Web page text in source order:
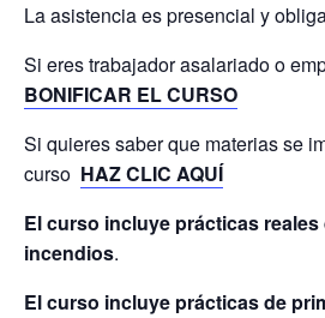
La asistencia es presencial y
Si eres trabajador asalariado o
BONIFICAR EL CURSO
Si quieres saber que materias se
curso HAZ CLIC AQUÍ
El curso incluye prácticas
incendios.
El curso incluye prácticas de